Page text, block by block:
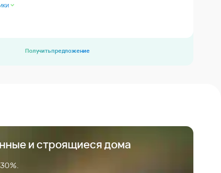
Получить предложение
и строящиеся дома